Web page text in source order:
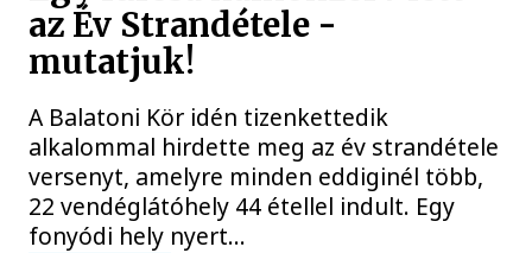
az Év Strandétele -
mutatjuk!
A Balatoni Kör idén tizenkettedik
alkalommal hirdette meg az év strandétele
versenyt, amelyre minden eddiginél több,
22 vendéglátóhely 44 étellel indult. Egy
fonyódi hely nyert...